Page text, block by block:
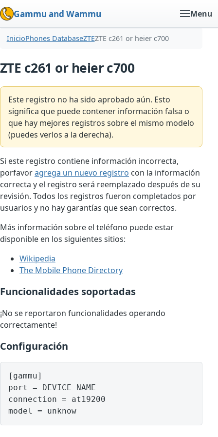
Gammu and Wammu Menu
InicioPhones DatabaseZTEZTE c261 or heier c700
ZTE c261 or heier c700
Este registro no ha sido aprobado aún. Esto
significa que puede contener información falsa o
que hay mejores registros sobre el mismo modelo
(puedes verlos a la derecha).
Si este registro contiene información incorrecta,
porfavoragrega un nuevo registro con la información
correcta y el registro será reemplazado después de su
revisión. Todos los registros fueron completados por
usuarios y no hay garantías que sean correctos.
Más información sobre el teléfono puede estar
disponible en los siguientes sitios:
Wikipedia
The Mobile Phone Directory
Funcionalidades soportadas
¡No se reportaron funcionalidades operando
correctamente!
Configuración
[gammu]
port = DEVICE NAME
connection = at19200
model = unknow